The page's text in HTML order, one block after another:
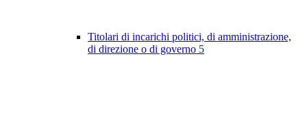
Titolari di incarichi politici, di amministrazione,
di direzione o di governo 5